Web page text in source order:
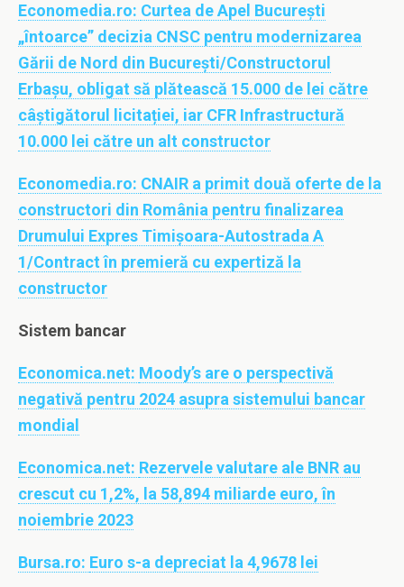
Economedia.ro: Curtea de Apel București
„întoarce” decizia CNSC pentru modernizarea
Gării de Nord din București/Constructorul
Erbașu, obligat să plătească 15.000 de lei către
câștigătorul licitației, iar CFR Infrastructură
10.000 lei către un alt constructor
Economedia.ro: CNAIR a primit două oferte de la
constructori din România pentru finalizarea
Drumului Expres Timișoara-Autostrada A
1/Contract în premieră cu expertiză la
constructor
Sistem bancar
Economica.net: Moody’s are o perspectivă
negativă pentru 2024 asupra sistemului bancar
mondial
Economica.net: Rezervele valutare ale BNR au
crescut cu 1,2%, la 58,894 miliarde euro, în
noiembrie 2023
Bursa.ro: Euro s-a depreciat la 4,9678 lei